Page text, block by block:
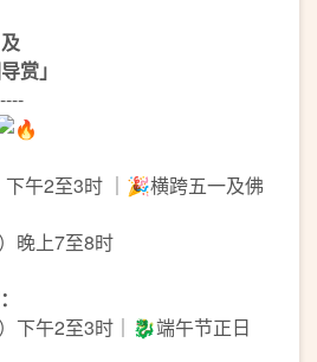
赏」
午2至3时 ｜🎉横跨五一及佛
晚上7至8时
下午2至3时｜🐉端午节正日